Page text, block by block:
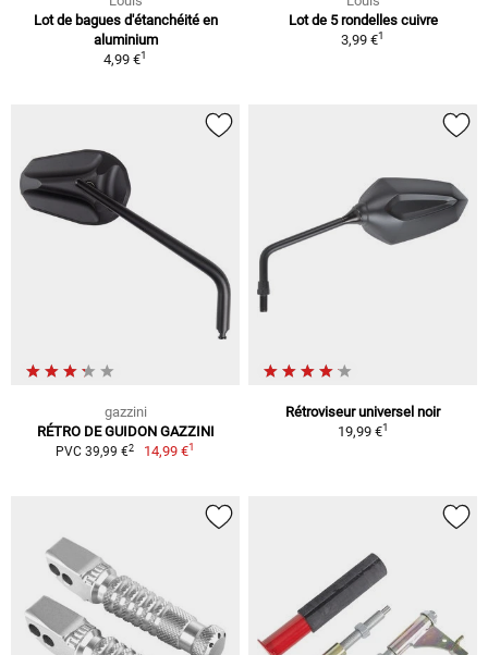
Lot de bagues d'étanchéité en
aluminium
4,99 €1
Lot de 5 rondelles cuivre
3,99 €1
gazzini
RÉTRO DE GUIDON GAZZINI
PVC 39,99 €2 14,99 €1
Rétroviseur universel noir
19,99 €1